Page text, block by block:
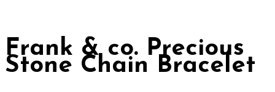
Frank & co. Precious
Stone Chain Bracelet